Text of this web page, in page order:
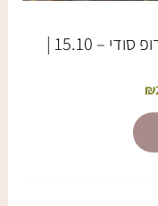
חיזוק מערכת החיסון ורקיחת סירופ סודי – 15.10 |
₪